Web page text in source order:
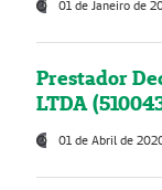
01 de Janeiro de
Prestador
LTDA
01 de Abril de